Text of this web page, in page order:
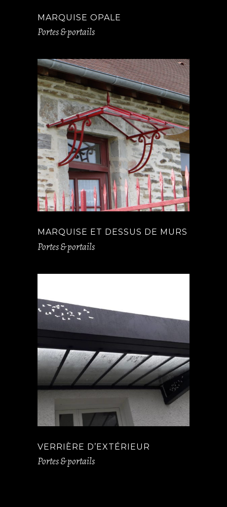
MARQUISE OPALE
Portes & portails
MARQUISE ET DESSUS DE MURS
Portes & portails
VERRIÈRE D’EXTÉRIEUR
Portes & portails